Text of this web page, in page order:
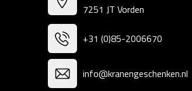
7251 JT Vorden
+31 (0)85-2006670
info@kranengeschenken.nl